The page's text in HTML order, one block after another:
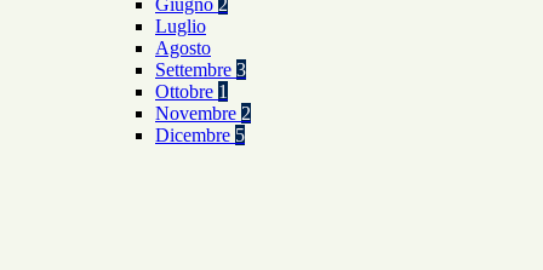
Giugno 2
Luglio
Agosto
Settembre 3
Ottobre 1
Novembre 2
Dicembre 5